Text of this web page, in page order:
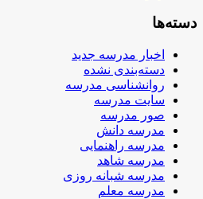
دسته‌ها
اخبار مدرسه جدید
دسته‌بندی نشده
روانشناسی مدرسه
سایت مدرسه
صور مدرسه
مدرسه دانش
مدرسه راهنمایی
مدرسه شاهد
مدرسه شبانه روزی
مدرسه معلم